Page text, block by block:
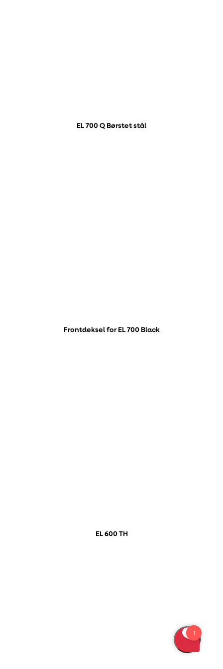
EL 700 Q Børstet stål
Frontdeksel for EL 700 Black
EL 600 TH